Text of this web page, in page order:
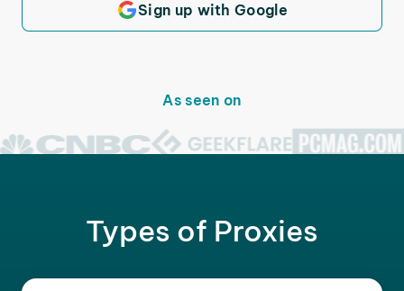
Sign up with Google
As seen on
Types of Proxies